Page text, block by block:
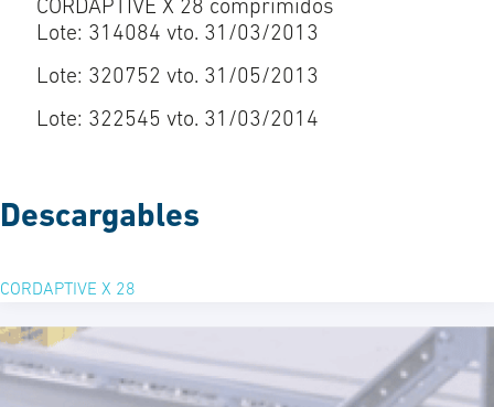
CORDAPTIVE X 28 comprimidos
Lote: 314084 vto. 31/03/2013
Lote: 320752 vto. 31/05/2013
Lote: 322545 vto. 31/03/2014
Descargables
CORDAPTIVE X 28